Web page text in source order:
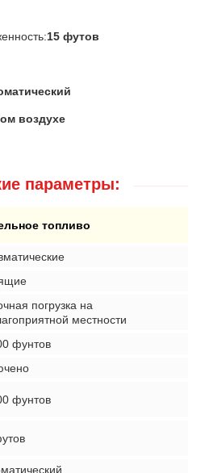
15 футов
воздухе
параметры:
топливо
погрузка на
местности
фунтов
фунтов